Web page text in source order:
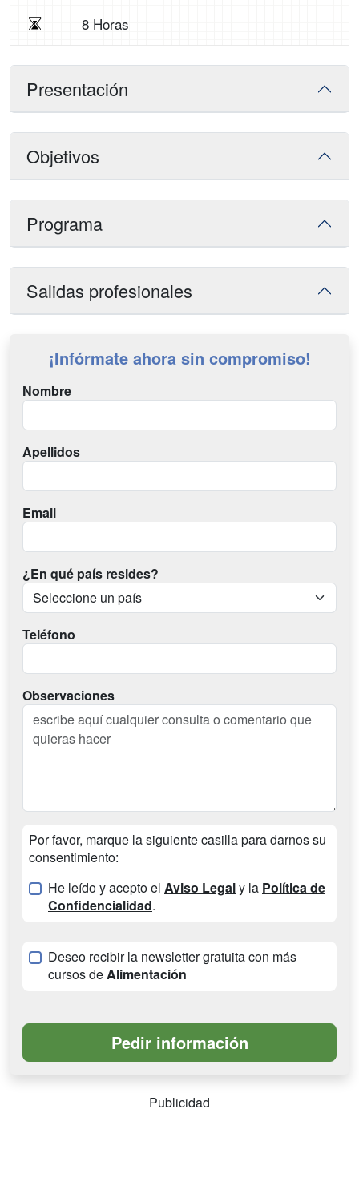
8 Horas
Presentación
Objetivos
Programa
Salidas profesionales
¡Infórmate ahora sin compromiso!
Nombre
Apellidos
Email
¿En qué país resides?
Teléfono
Observaciones
Por favor, marque la siguiente casilla para darnos su
consentimiento:
He leído y acepto el Aviso Legaly la Política de
Confidencialidad.
Deseo recibir la newsletter gratuita con más
cursos deAlimentación
Publicidad